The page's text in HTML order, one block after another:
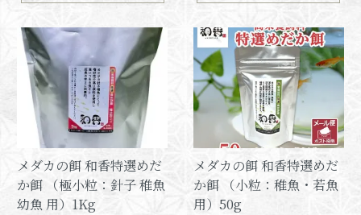
メダカの餌 和香特選めだ
か餌 （極小粒：針子 稚魚
幼魚 用）1Kg
メダカの餌 和香特選めだ
か餌 （小粒：稚魚・若魚
用）50g